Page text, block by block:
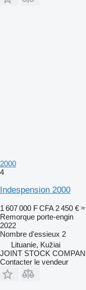
2000
4
Indespension 2000
1 607 000 F CFA 2 450 €
Remorque porte-engin
2022
Nombre d'essieux 2
Lituanie, Kužiai
JOINT STOCK
Contacter le vendeur